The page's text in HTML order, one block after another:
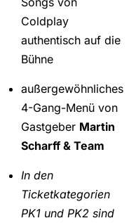
Coldplay
authentisch auf die
Bühne
außergewöhnliches
4-Gang-Menü von
Gastgeber Martin
Scharff & Team
In den
Ticketkategorien
PK1 und PK2 sind